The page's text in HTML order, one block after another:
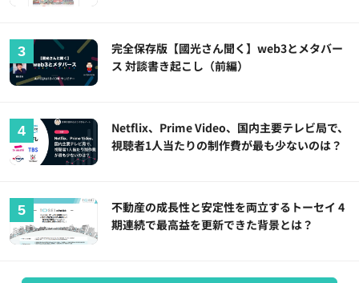
完全保存版【國光さん聞く】web3とメタバー
ス 対談書き起こし（前編）
Netflix、Prime Video、国内主要テレビ局で、
視聴者1人当たりの制作費が最も少ないのは？
不動産の成長性と安定性を両立するトーセイ 4
期連続で最高益を更新できた背景とは？